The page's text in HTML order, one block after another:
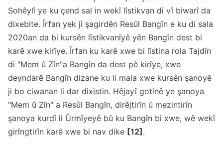
Sohêylî ye ku çend sal in wekî lîstikvan di vî biwarî da
dixebite. Îrfan yek ji şagirdên Resûl Bangîn e ku di sala
2020an da bi kursên lîstikvanîyê yên Bangîn dest bi
karê xwe kirîye. Îrfan ku karê xwe bi lîstina rola Tajdîn
di "Mem û Zîn"a Bangîn da dest pê kirîye, xwe
deyndarê Bangîn dizane ku li mala xwe kursên şanoyê
ji bo ciwanan li dar dixistin. Hêjayî gotinê ye şanoya
"Mem û Zîn" a Resûl Bangîn, dirêjtirîn û mezintirîn
şanoya kurdî li Ûrmîyeyê bû ku Bangîn bi xwe, wê wekî
girîngtirîn karê xwe bi nav dike [12] .